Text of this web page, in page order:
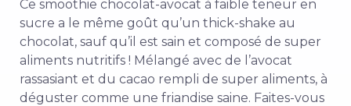
Ce smoothie chocolat-avocat à faible teneur en
sucre a le même goût qu’un thick-shake au
chocolat, sauf qu’il est sain et composé de super
aliments nutritifs ! Mélangé avec de l’avocat
rassasiant et du cacao rempli de super aliments, à
déguster comme une friandise saine. Faites-vous